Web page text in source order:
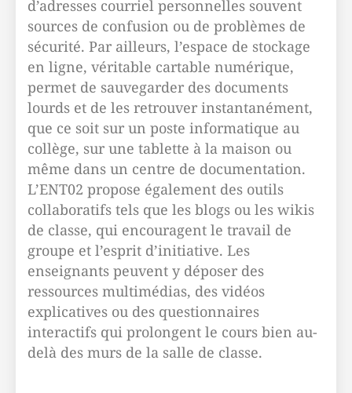
d’adresses courriel personnelles souvent
sources de confusion ou de problèmes de
sécurité. Par ailleurs, l’espace de stockage
en ligne, véritable cartable numérique,
permet de sauvegarder des documents
lourds et de les retrouver instantanément,
que ce soit sur un poste informatique au
collège, sur une tablette à la maison ou
même dans un centre de documentation.
L’ENT02 propose également des outils
collaboratifs tels que les blogs ou les wikis
de classe, qui encouragent le travail de
groupe et l’esprit d’initiative. Les
enseignants peuvent y déposer des
ressources multimédias, des vidéos
explicatives ou des questionnaires
interactifs qui prolongent le cours bien au-
delà des murs de la salle de classe.